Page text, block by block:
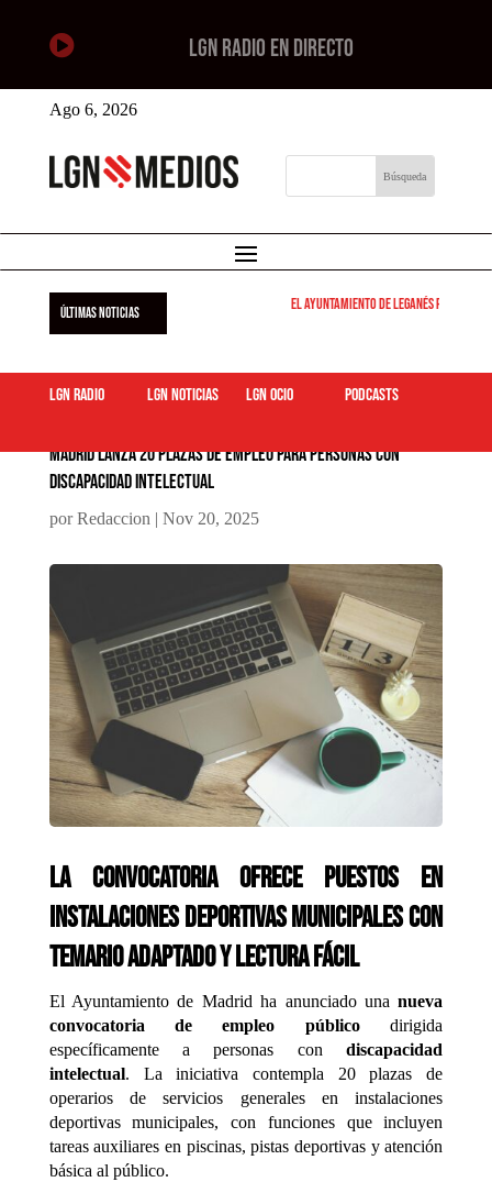
 LGN RADIO EN DIRECTO
Ago 6, 2026
ÚLTIMAS NOTICIAS El Ayuntamiento de Leganés pone en
LGN Radio LGN Noticias LGN ocio podcasts
Madrid lanza 20 plazas de empleo para personas con
discapacidad intelectual
porRedaccion| Nov 20, 2025
La convocatoria ofrece puestos en
instalaciones deportivas municipales con
temario adaptado y lectura fácil
El Ayuntamiento de Madrid ha anunciado unanueva
convocatoria de empleo públicodirigida
específicamente a personas condiscapacidad
intelectual. La iniciativa contempla 20 plazas de
operarios de servicios generales en instalaciones
deportivas municipales, con funciones que incluyen
tareas auxiliares en piscinas, pistas deportivas y atención
básica al público.